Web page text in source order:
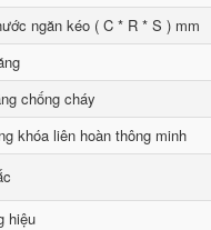
ngăn kéo ( C * R * S ) mm
chống cháy
khóa liên hoàn thông minh
hiệu